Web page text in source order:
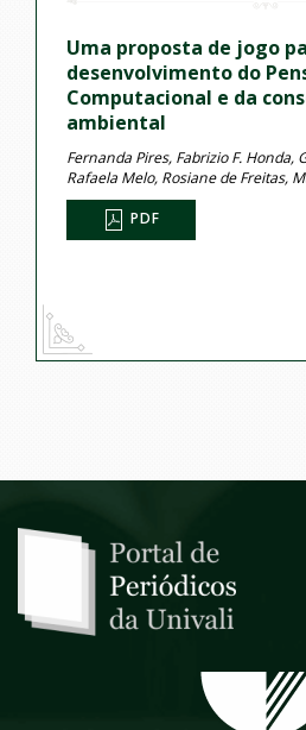
Uma proposta de jogo
desenvolvimento do
Computacional e da
ambiental
Fernanda Pires, Fabrizio F. Honda,
Rafaela Melo, Rosiane de Freitas,
PDF